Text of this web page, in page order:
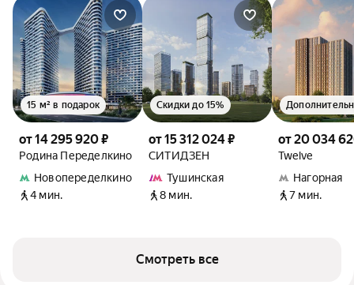
от 14 295 920 ₽
Родина Переделкино
Новопеределкино
4 мин.
15 м² в подарок
от 15 312 024 ₽
СИТИДЗЕН
Тушинская
8 мин.
Скидки до 15%
от 20 034
Twelve
Нагорная
7 мин.
Смотреть все